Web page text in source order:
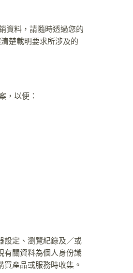
資料，請隨時透過您的
楚載明要求所涉及的
，以便：
設定、瀏覽紀錄及／或
有關資料為個人身份識
產品或服務時收集。